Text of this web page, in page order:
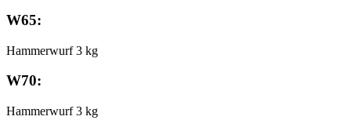
W65:
Hammerwurf 3 kg
W70:
Hammerwurf 3 kg